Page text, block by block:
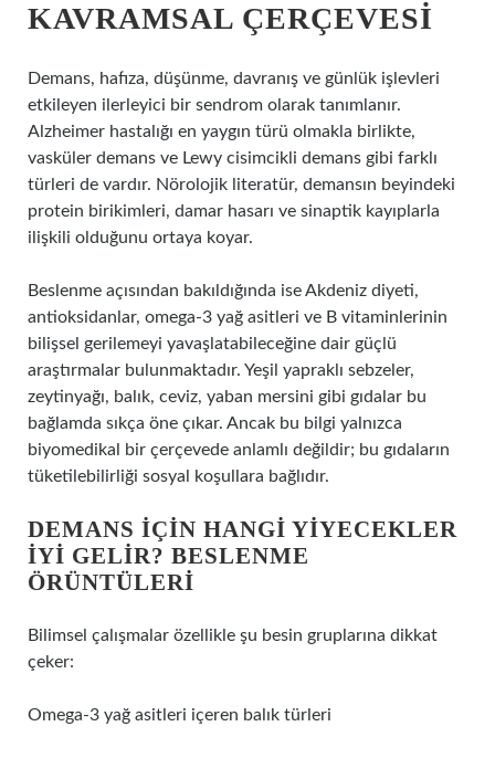
KAVRAMSAL ÇERÇEVESI
Demans, hafıza, düşünme, davranış ve günlük işlevleri
etkileyen ilerleyici bir sendrom olarak tanımlanır.
Alzheimer hastalığı en yaygın türü olmakla birlikte,
vasküler demans ve Lewy cisimcikli demans gibi farklı
türleri de vardır. Nörolojik literatür, demansın beyindeki
protein birikimleri, damar hasarı ve sinaptik kayıplarla
ilişkili olduğunu ortaya koyar.
Beslenme açısından bakıldığında ise Akdeniz diyeti,
antioksidanlar, omega-3 yağ asitleri ve B vitaminlerinin
bilişsel gerilemeyi yavaşlatabileceğine dair güçlü
araştırmalar bulunmaktadır. Yeşil yapraklı sebzeler,
zeytinyağı, balık, ceviz, yaban mersini gibi gıdalar bu
bağlamda sıkça öne çıkar. Ancak bu bilgi yalnızca
biyomedikal bir çerçevede anlamlı değildir; bu gıdaların
tüketilebilirliği sosyal koşullara bağlıdır.
DEMANS IÇIN HANGI YIYECEKLER
IYI GELIR? BESLENME
ÖRÜNTÜLERI
Bilimsel çalışmalar özellikle şu besin gruplarına dikkat
çeker:
Omega-3 yağ asitleri içeren balık türleri